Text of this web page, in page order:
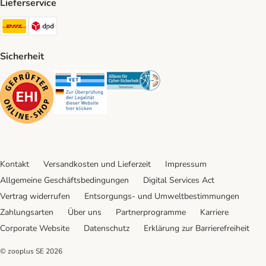
Lieferservice
DHL Shipping Method
Sicherheit
Security Security Security
Kontakt Versandkosten und Lieferzeit
Impressum
Allgemeine Geschäftsbedingungen
Digital Services Act
Vertrag widerrufen
Entsorgungs- und Umweltbestimmungen
Zahlungsarten
Über uns Partnerprogramme
Karriere
Corporate Website
Datenschutz Erklärung zur Barrierefreiheit
© zooplus SE 2026